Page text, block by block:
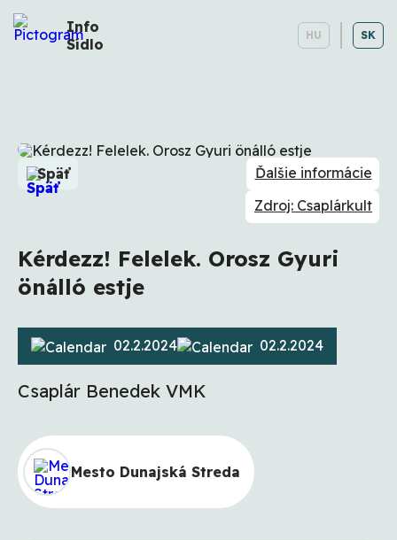
Info
Sídlo
HU SK
Späť
Ďalšie informácie
Zdroj: Csaplárkult
Kérdezz! Felelek. Orosz Gyuri
önálló estje
02.2.2024 02.2.2024
Csaplár Benedek VMK
Mesto Dunajská Streda